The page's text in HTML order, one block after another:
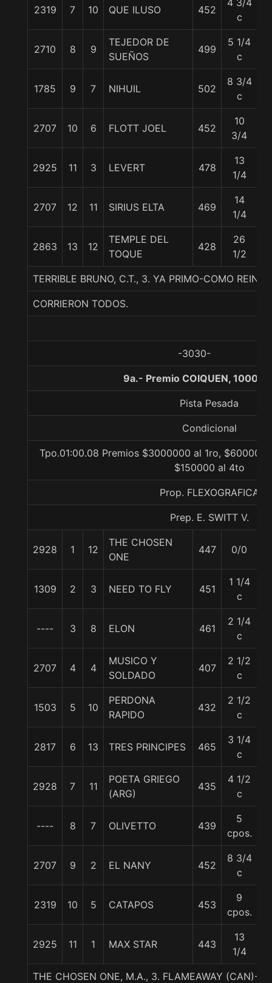
2319 7 10 QUE ILUSO 452
4 3/4
c
2710 8 9
TEJEDOR DE
SUEÑOS
499
5 1/4
c
1785 9 7 NIHUIL 502
8 3/4
c
2707 10 6 FLOTT JOEL 452
10
3/4
2925 11 3 LEVERT 478
13
1/4
2707 12 11 SIRIUS ELTA 469
14
1/4
2863 13 12
TEMPLE DEL
TOQUE
428
26
1/2
TERRIBLE BRUNO, C.T., 3. YA PRIMO-COMO
CORRIERON TODOS.
-3030-
9a.- Premio COIQUEN, 1000
Pista Pesada
Condicional
Tpo.01:00.08 Premios $3000000 al 1ro,
$150000 al 4to
Prop. FLEXOGRAFICA
Prep. E. SWITT V.
2928 1 12
THE CHOSEN
ONE
447 0/0
1309 2 3 NEED TO FLY 451
1 1/4
c
---- 3 8 ELON 461
2 1/4
c
2707 4 4
MUSICO Y
SOLDADO
407
2 1/2
c
1503 5 10
PERDONA
RAPIDO
432
2 1/2
c
2817 6 13 TRES PRINCIPES 465
3 1/4
c
2928 7 11
POETA GRIEGO
(ARG)
435
4 1/2
c
---- 8 7 OLIVETTO 439
5
cpos.
2707 9 2 EL NANY 452
8 3/4
c
2319 10 5 CATAPOS 453
9
cpos.
2925 11 1 MAX STAR 443
13
1/4
THE CHOSEN ONE, M.A., 3. FLAMEAWAY (CAN)-